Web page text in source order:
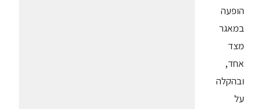
הופעה
במאגר
מצד
אחד,
ובהקלה
על